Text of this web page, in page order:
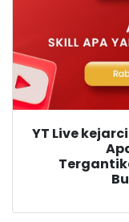
YT Live